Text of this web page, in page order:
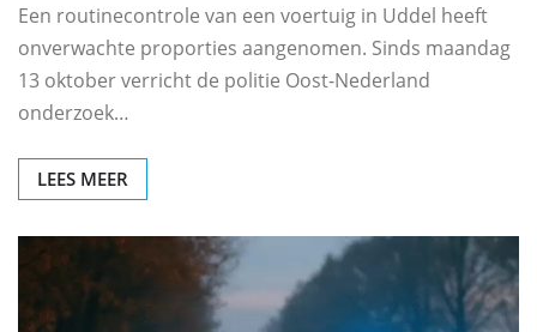
Een routinecontrole van een voertuig in Uddel heeft
onverwachte proporties aangenomen. Sinds maandag
13 oktober verricht de politie Oost-Nederland
onderzoek…
LEES MEER